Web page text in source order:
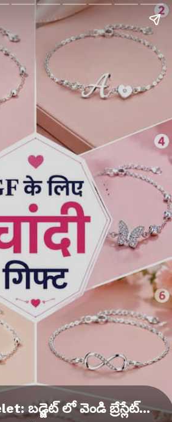
బడ్జెట్ లో వెండి బ్రేస్లేట్...